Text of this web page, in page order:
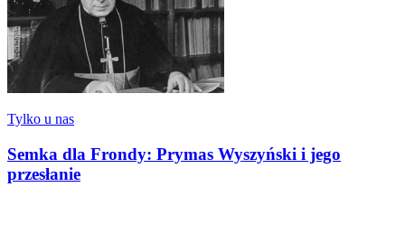
Tylko u nas
Semka dla Frondy: Prymas Wyszyński i jego
przesłanie